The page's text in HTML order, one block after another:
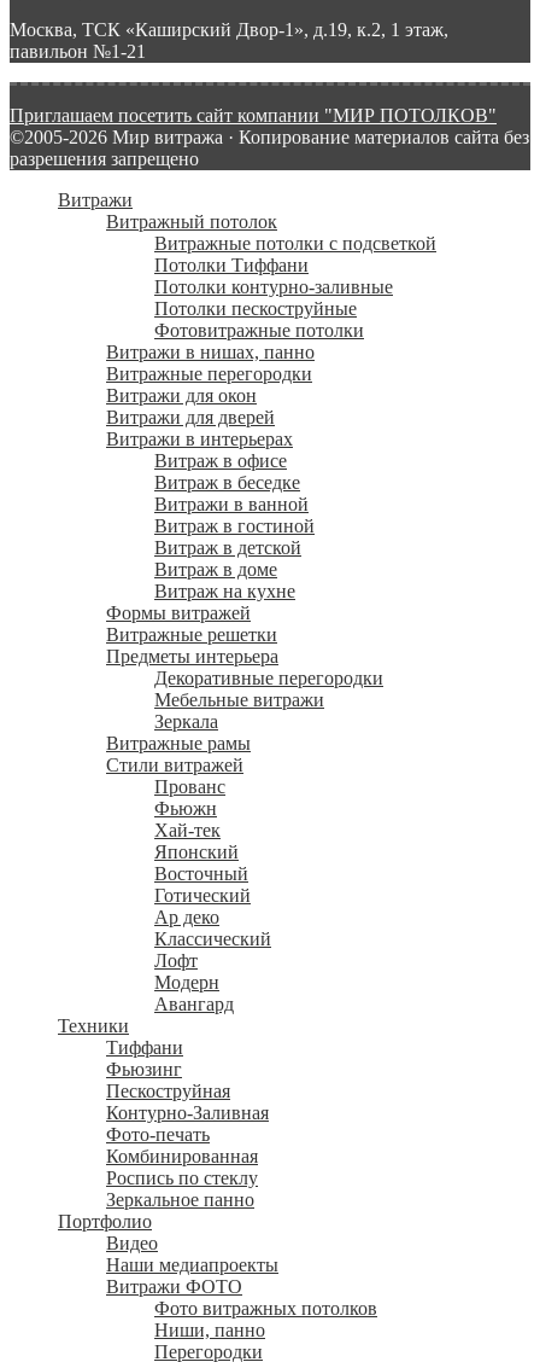
Москва, ТСК «Каширский Двор-1», д.19, к.2, 1 этаж,
павильон №1-21
Приглашаем посетить сайт компании "МИР ПОТОЛКОВ"
©2005-2026 Мир витража · Копирование материалов сайта без
разрешения запрещено
Витражи
Витражный потолок
Витражные потолки с подсветкой
Потолки Тиффани
Потолки контурно-заливные
Потолки пескоструйные
Фотовитражные потолки
Витражи в нишах, панно
Витражные перегородки
Витражи для окон
Витражи для дверей
Витражи в интерьерах
Витраж в офисе
Витраж в беседке
Витражи в ванной
Витраж в гостиной
Витраж в детской
Витраж в доме
Витраж на кухне
Формы витражей
Витражные решетки
Предметы интерьера
Декоративные перегородки
Мебельные витражи
Зеркала
Витражные рамы
Стили витражей
Прованс
Фьюжн
Хай-тек
Японский
Восточный
Готический
Ар деко
Классический
Лофт
Модерн
Авангард
Техники
Тиффани
Фьюзинг
Пескоструйная
Контурно-Заливная
Фото-печать
Комбинированная
Роспись по стеклу
Зеркальное панно
Портфолио
Видео
Наши медиапроекты
Витражи ФОТО
Фото витражных потолков
Ниши, панно
Перегородки